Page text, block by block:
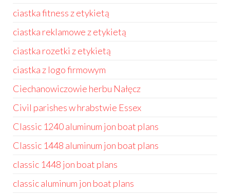
ciastka fitness z etykietą
ciastka reklamowe z etykietą
ciastka rozetki z etykietą
ciastka z logo firmowym
Ciechanowiczowie herbu Nałęcz
Civil parishes w hrabstwie Essex
Classic 1240 aluminum jon boat plans
Classic 1448 aluminum jon boat plans
classic 1448 jon boat plans
classic aluminum jon boat plans